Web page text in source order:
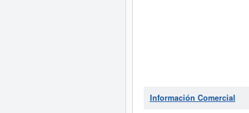
Información Comercial